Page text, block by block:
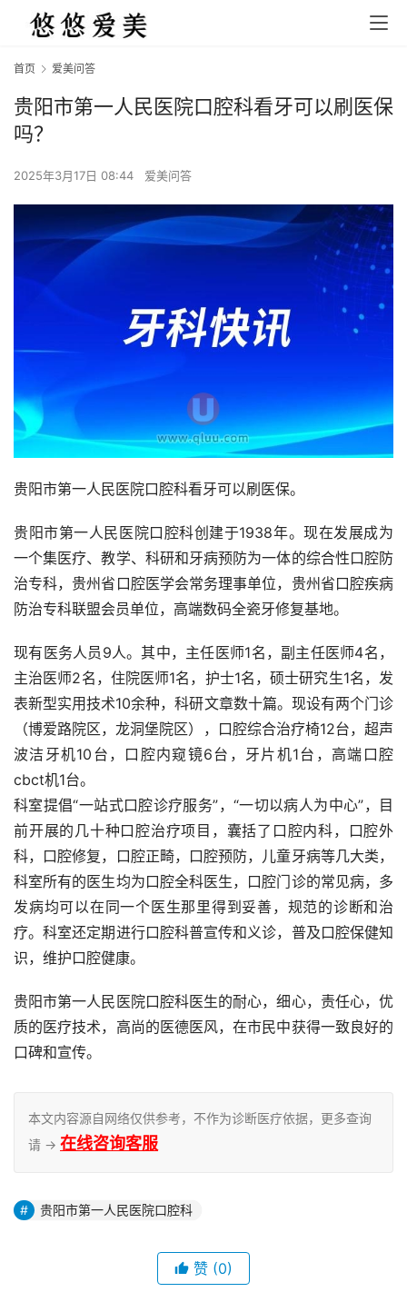
首页 爱美问答
贵阳市第一人民医院口腔科看牙可以刷医保
吗？
2025年3月17日 08:44 爱美问答
贵阳市第一人民医院口腔科看牙可以刷医保。
贵阳市第一人民医院口腔科创建于1938年。现在发展成为
一个集医疗、教学、科研和牙病预防为一体的综合性口腔防
治专科，贵州省口腔医学会常务理事单位，贵州省口腔疾病
防治专科联盟会员单位，高端数码全瓷牙修复基地。
现有医务人员9人。其中，主任医师1名，副主任医师4名，
主治医师2名，住院医师1名，护士1名，硕士研究生1名，发
表新型实用技术10余种，科研文章数十篇。现设有两个门诊
（博爱路院区，龙洞堡院区），口腔综合治疗椅12台，超声
波洁牙机10台，口腔内窥镜6台，牙片机1台，高端口腔
cbct机1台。
科室提倡“一站式口腔诊疗服务”，“一切以病人为中心”，目
前开展的几十种口腔治疗项目，囊括了口腔内科，口腔外
科，口腔修复，口腔正畸，口腔预防，儿童牙病等几大类，
科室所有的医生均为口腔全科医生，口腔门诊的常见病，多
发病均可以在同一个医生那里得到妥善，规范的诊断和治
疗。科室还定期进行口腔科普宣传和义诊，普及口腔保健知
识，维护口腔健康。
贵阳市第一人民医院口腔科医生的耐心，细心，责任心，优
质的医疗技术，高尚的医德医风，在市民中获得一致良好的
口碑和宣传。
本文内容源自网络仅供参考，不作为诊断医疗依据，更多查询
请 → 在线咨询客服
贵阳市第一人民医院口腔科
赞 (0)